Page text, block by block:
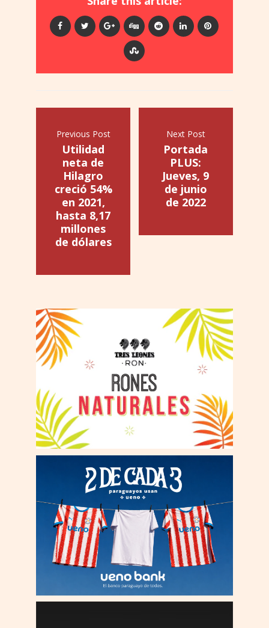
Previous Post
Utilidad
neta de
Hilagro
creció 54%
en 2021,
hasta 8,17
millones
de dólares
Next Post
Portada
PLUS:
Jueves, 9
de junio
de 2022